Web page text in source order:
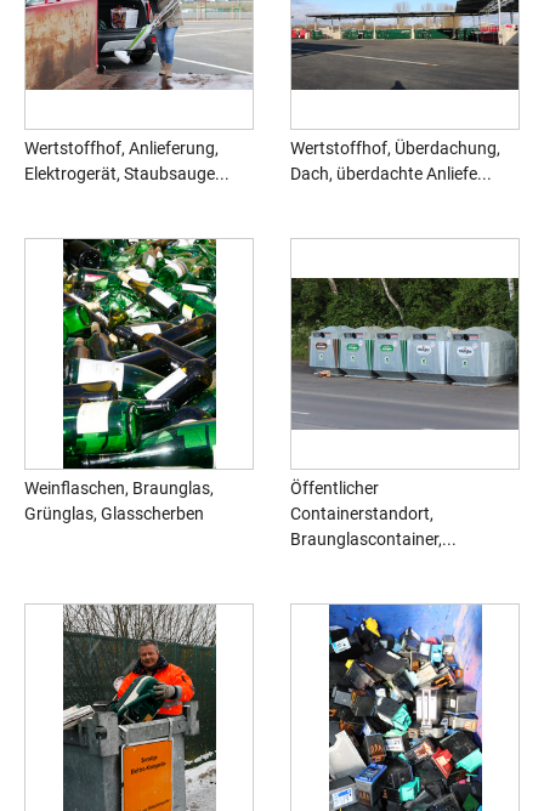
Wertstoffhof, Anlieferung,
Elektrogerät, Staubsauge...
Wertstoffhof, Überdachung,
Dach, überdachte Anliefe...
Weinflaschen, Braunglas,
Grünglas, Glasscherben
Öffentlicher
Containerstandort,
Braunglascontainer,...